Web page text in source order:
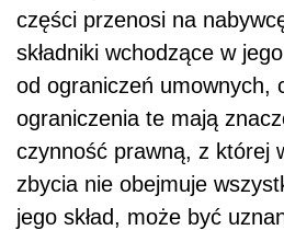
części przenosi na
składniki wchodzące w
od ograniczeń umownych,
ograniczenia te mają
czynność prawną, z której
zbycia nie obejmuje
jego skład, może być